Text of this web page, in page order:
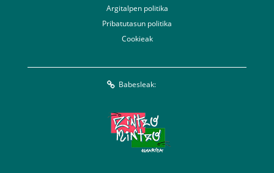
Argitalpen politika
Pribatutasun politika
Cookieak
Babesleak: